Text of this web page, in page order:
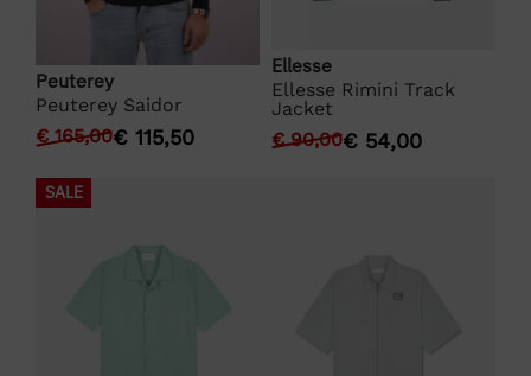
Peuterey
Peuterey Saidor
€165,00€ 115,50
Ellesse
Ellesse Rimini Track
Jacket
€90,00€ 54,00
SALE